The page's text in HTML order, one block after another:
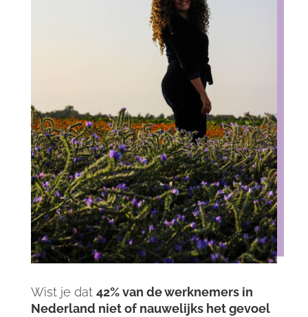
Wist je dat 42% van de werknemers in
Nederland niet of nauwelijks het gevoel